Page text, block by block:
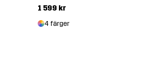
1 599 kr
4 färger